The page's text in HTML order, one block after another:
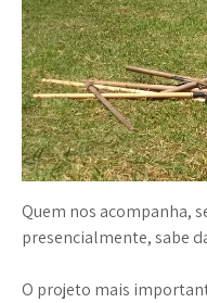
Quem nos acompanha,
presencialmente, sabe
O projeto mais